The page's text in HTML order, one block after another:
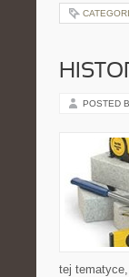
POSTED
tej